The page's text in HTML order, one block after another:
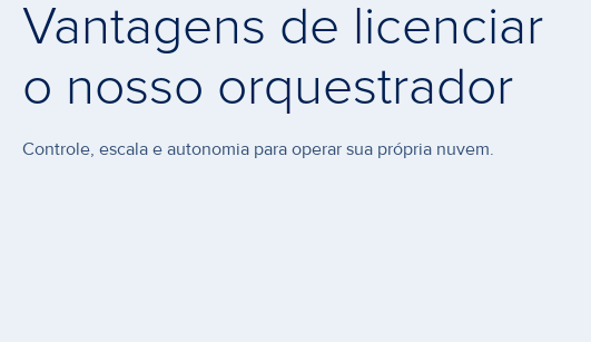
Vantagens de licenciar
o nosso orquestrador
Controle, escala e autonomia para operar sua própria nuvem.